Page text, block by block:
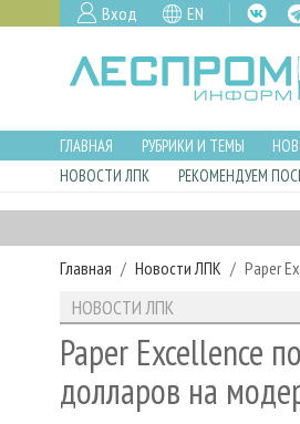
Вход EN
ГЛАВНАЯ РУБРИКИ И ТЕМЫ
НОВОСТИ ЛПК
РЕКОМЕНДУЕМ
Главная Новости ЛПК Paper
НОВОСТИ ЛПК
Paper Excellence
долларов на